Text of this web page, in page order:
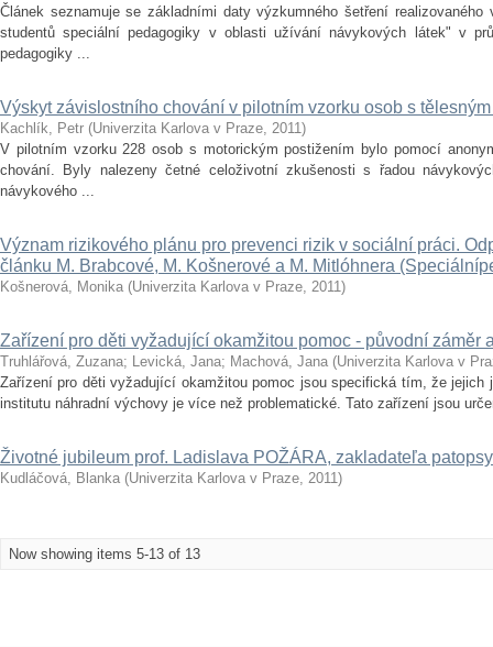
Článek seznamuje se základními daty výzkumného šetření realizovaného
studentů speciální pedagogiky v oblasti užívání návykových látek" v
pedagogiky ...
Výskyt závislostního chování v pilotním vzorku osob s
Kachlík, Petr (Univerzita Karlova v Praze, 2011)
V pilotním vzorku 228 osob s motorickým postižením bylo pomocí
chování. Byly nalezeny četné celoživotní zkušenosti s řadou
návykového ...
Význam rizikového plánu pro prevenci rizik v sociální práci.
článku M. Brabcové, M. Košnerové a M. Mitlóhnera
Košnerová, Monika (Univerzita Karlova v Praze, 2011)
Zařízení pro děti vyžadující okamžitou pomoc - původní záměr
Truhlářová, Zuzana; Levická, Jana; Machová, Jana (Univerzita Karlova v
Zařízení pro děti vyžadující okamžitou pomoc jsou specifická tím, že jejich
institutu náhradní výchovy je více než problematické. Tato zařízení jsou
Životné jubileum prof. Ladislava POŽÁRA, zakladateľa
Kudláčová, Blanka (Univerzita Karlova v Praze, 2011)
Now showing items 5-13 of 13